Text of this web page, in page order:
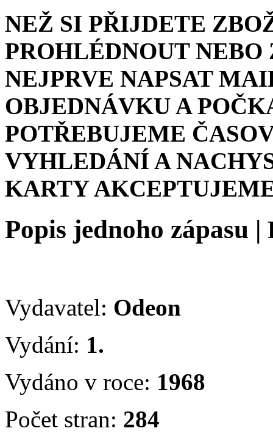
NEŽ SI PŘIJDETE
PROHLÉDNOUT
NEJPRVE NAPSAT
OBJEDNÁVKU A
POTŘEBUJEME
VYHLEDÁNÍ A
KARTY
Popis jednoho zápasu |
Vydavatel: Odeon
Vydání: 1.
Vydáno v roce: 1968
Počet stran: 284